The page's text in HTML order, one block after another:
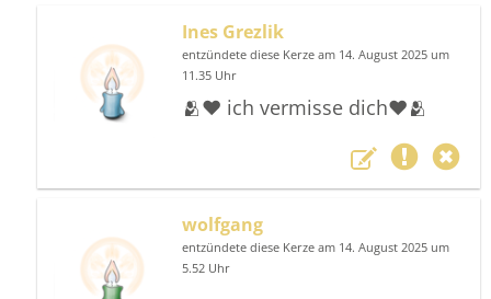
Ines Grezlik
entzündete diese Kerze am 14. August 2025 um
11.35 Uhr
🫂❤️ ich vermisse dich❤️🫂
wolfgang
entzündete diese Kerze am 14. August 2025 um
5.52 Uhr